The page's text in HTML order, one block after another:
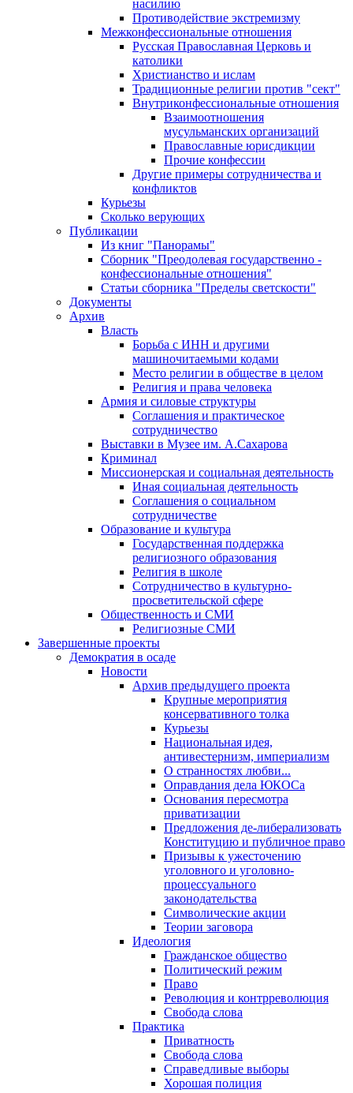
насилию
Противодействие экстремизму
Межконфессиональные отношения
Русская Православная Церковь и
католики
Христианство и ислам
Традиционные религии против "сект"
Внутриконфессиональные отношения
Взаимоотношения
мусульманских организаций
Православные юрисдикции
Прочие конфессии
Другие примеры сотрудничества и
конфликтов
Курьезы
Сколько верующих
Публикации
Из книг "Панорамы"
Сборник "Преодолевая государственно -
конфессиональные отношения"
Статьи сборника "Пределы светскости"
Документы
Архив
Власть
Борьба с ИНН и другими
машиночитаемыми кодами
Место религии в обществе в целом
Религия и права человека
Армия и силовые структуры
Соглашения и практическое
сотрудничество
Выставки в Музее им. А.Сахарова
Криминал
Миссионерская и социальная деятельность
Иная социальная деятельность
Соглашения о социальном
сотрудничестве
Образование и культура
Государственная поддержка
религиозного образования
Религия в школе
Сотрудничество в культурно-
просветительской сфере
Общественность и СМИ
Религиозные СМИ
Завершенные проекты
Демократия в осаде
Новости
Архив предыдущего проекта
Крупные мероприятия
консервативного толка
Курьезы
Национальная идея,
антивестернизм, империализм
О странностях любви...
Оправдания дела ЮКОСа
Основания пересмотра
приватизации
Предложения де-либерализовать
Конституцию и публичное право
Призывы к ужесточению
уголовного и уголовно-
процессуального
законодательства
Символические акции
Теории заговора
Идеология
Гражданское общество
Политический режим
Право
Революция и контрреволюция
Свобода слова
Практика
Приватность
Свобода слова
Справедливые выборы
Хорошая полиция